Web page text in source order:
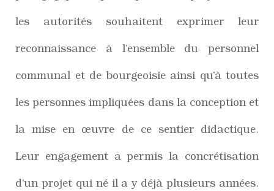
les autorités souhaitent exprimer leur
reconnaissance à l’ensemble du personnel
communal et de bourgeoisie ainsi qu’à toutes
les personnes impliquées dans la conception et
la mise en œuvre de ce sentier didactique.
Leur engagement a permis la concrétisation
d’un projet qui né il a y déjà plusieurs années.